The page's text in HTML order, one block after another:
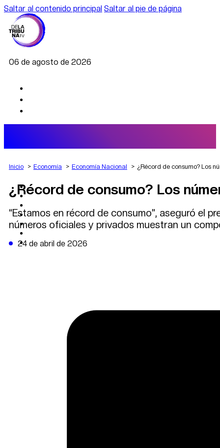
Saltar al contenido principal Saltar al pie de página
06 de agosto de 2026
AGRO
DEPORTES
POLÍTICA
CAMBIO CLIMÁTICO
DE LA TRIBUNA TV
Inicio Economía Economía Nacional ¿Récord de consumo? Los
¿Récord de consumo? Los
“Estamos en récord de consumo”, aseguró el
números oficiales y privados muestran un
24 de abril de 2026